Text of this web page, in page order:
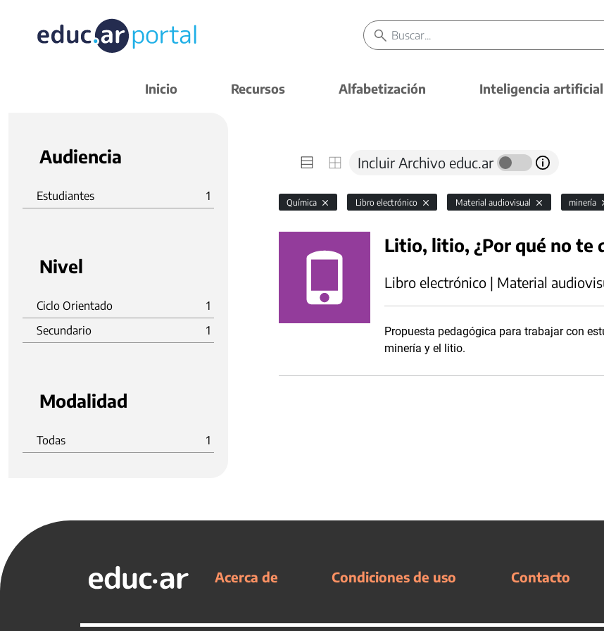
Inicio Recursos Alfabetización Inteligencia artificial
Audiencia
Estudiantes 1
Nivel
Ciclo Orientado
1
Secundario
1
Modalidad
Todas 1
Incluir Archivo educ.ar
Química Libro electrónico Material audiovisual minería
Litio, litio, ¿Por qué no te
Libro electrónico | Material
Propuesta pedagógica para trabajar con
minería y el litio.
Acerca de Condiciones de uso Contacto